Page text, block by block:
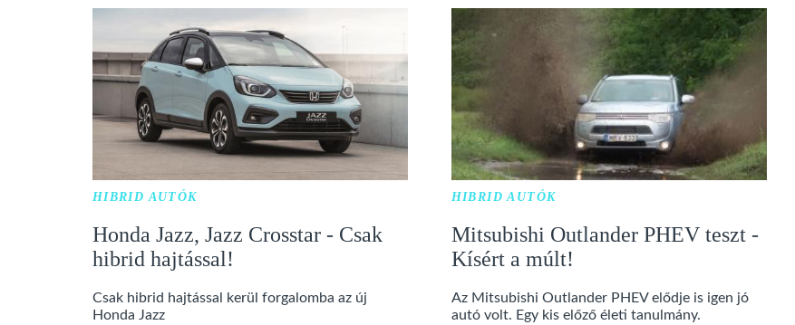
HIBRID AUTÓK
Honda Jazz, Jazz Crosstar - Csak
hibrid hajtással!
Csak hibrid hajtással kerül forgalomba az új
Honda Jazz
HIBRID AUTÓK
Mitsubishi Outlander PHEV teszt -
Kísért a múlt!
Az Mitsubishi Outlander PHEV elődje is igen jó
autó volt. Egy kis előző életi tanulmány.